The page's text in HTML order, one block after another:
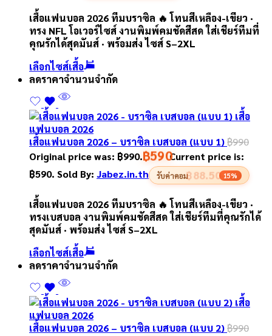
เสื้อแฟนบอล 2026 ทีมบราซิล 🔥 โทนสีเหลือง-เขียว ·
ทรง NFL โอเวอร์ไซส์ งานพิมพ์คมชัดสีสด ใส่เชียร์ทีมที่
คุณรักได้สุดมันส์ · พร้อมส่ง ไซส์ S–2XL
เลือกไซส์เสื้อ
ลดราคาจำนวนจำกัด
เสื้อแฟนบอล 2026 – บราซิล เบสบอล (แบบ 1)฿990
Original price was: ฿990.฿590Current price is:
฿590. Sold By: Jabez.in.th รับค่าคอม฿88.50 15%
เสื้อแฟนบอล 2026 ทีมบราซิล 🔥 โทนสีเหลือง-เขียว ·
ทรงเบสบอล งานพิมพ์คมชัดสีสด ใส่เชียร์ทีมที่คุณรักได้
สุดมันส์ · พร้อมส่ง ไซส์ S–2XL
เลือกไซส์เสื้อ
ลดราคาจำนวนจำกัด
เสื้อแฟนบอล 2026 – บราซิล เบสบอล (แบบ 2)฿990